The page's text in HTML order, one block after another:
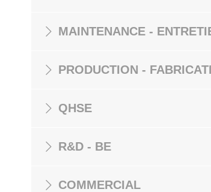
MAINTENANCE -
PRODUCTION -
QHSE
R&D - BE
COMMERCIAL